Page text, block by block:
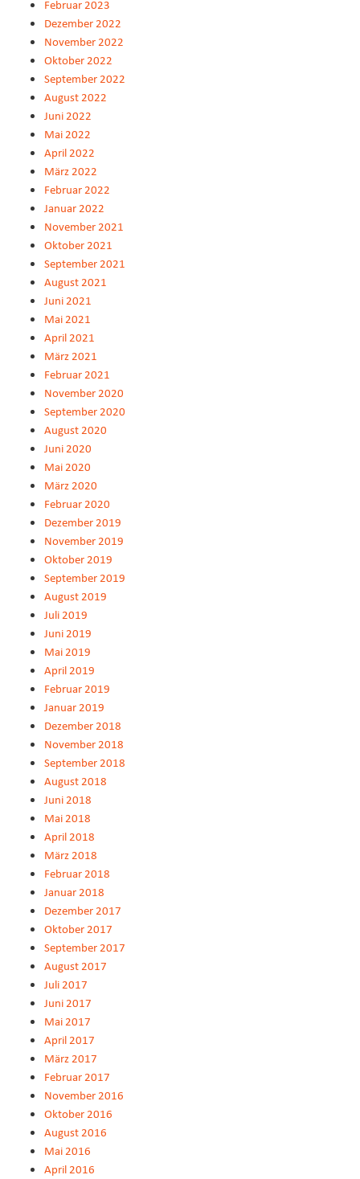
Februar 2023
Dezember 2022
November 2022
Oktober 2022
September 2022
August 2022
Juni 2022
Mai 2022
April 2022
März 2022
Februar 2022
Januar 2022
November 2021
Oktober 2021
September 2021
August 2021
Juni 2021
Mai 2021
April 2021
März 2021
Februar 2021
November 2020
September 2020
August 2020
Juni 2020
Mai 2020
März 2020
Februar 2020
Dezember 2019
November 2019
Oktober 2019
September 2019
August 2019
Juli 2019
Juni 2019
Mai 2019
April 2019
Februar 2019
Januar 2019
Dezember 2018
November 2018
September 2018
August 2018
Juni 2018
Mai 2018
April 2018
März 2018
Februar 2018
Januar 2018
Dezember 2017
Oktober 2017
September 2017
August 2017
Juli 2017
Juni 2017
Mai 2017
April 2017
März 2017
Februar 2017
November 2016
Oktober 2016
August 2016
Mai 2016
April 2016